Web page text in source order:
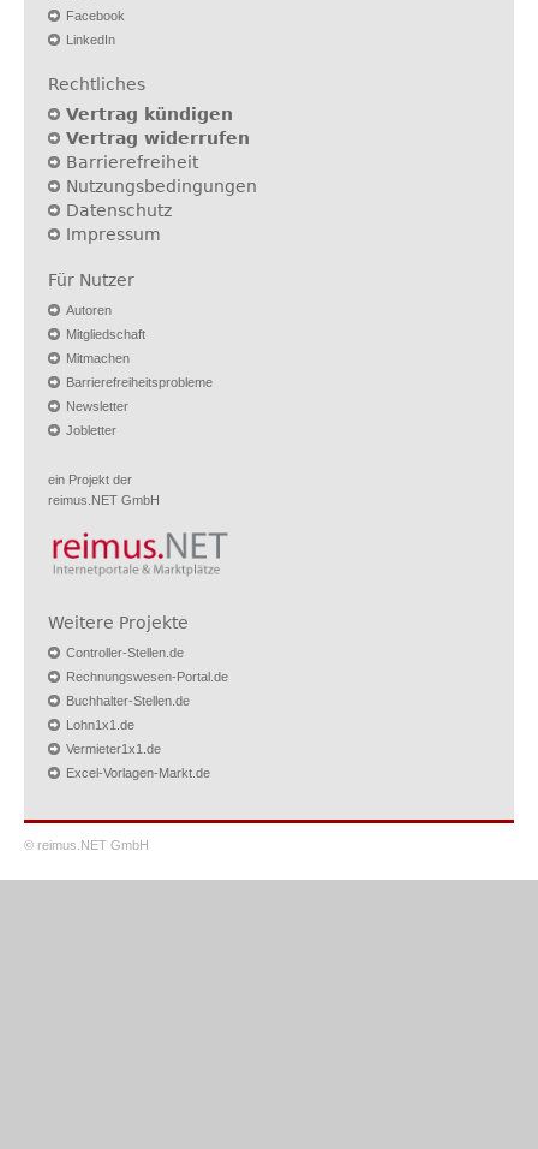
Facebook
LinkedIn
Rechtliches
Vertrag kündigen
Vertrag widerrufen
Barrierefreiheit
Nutzungsbedingungen
Datenschutz
Impressum
Für Nutzer
Autoren
Mitgliedschaft
Mitmachen
Barrierefreiheitsprobleme
Newsletter
Jobletter
ein Projekt der
reimus.NET GmbH
Weitere Projekte
Controller-Stellen.de
Rechnungswesen-Portal.de
Buchhalter-Stellen.de
Lohn1x1.de
Vermieter1x1.de
Excel-Vorlagen-Markt.de
© reimus.NET GmbH